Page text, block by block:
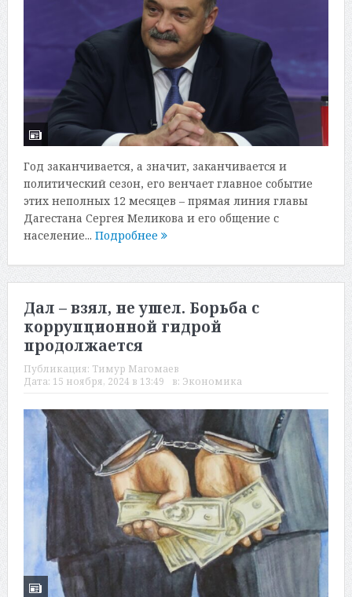
Год заканчивается, а значит, заканчивается и
политический сезон, его венчает главное событие
этих неполных 12 месяцев – прямая линия главы
Дагестана Сергея Меликова и его общение с
население... Подробнее
Дал – взял, не ушел. Борьба с
коррупционной гидрой
продолжается
Публикация: Тимур Магомаев
Дата: 15 ноября, 2024 в 13:49 в: Экономика